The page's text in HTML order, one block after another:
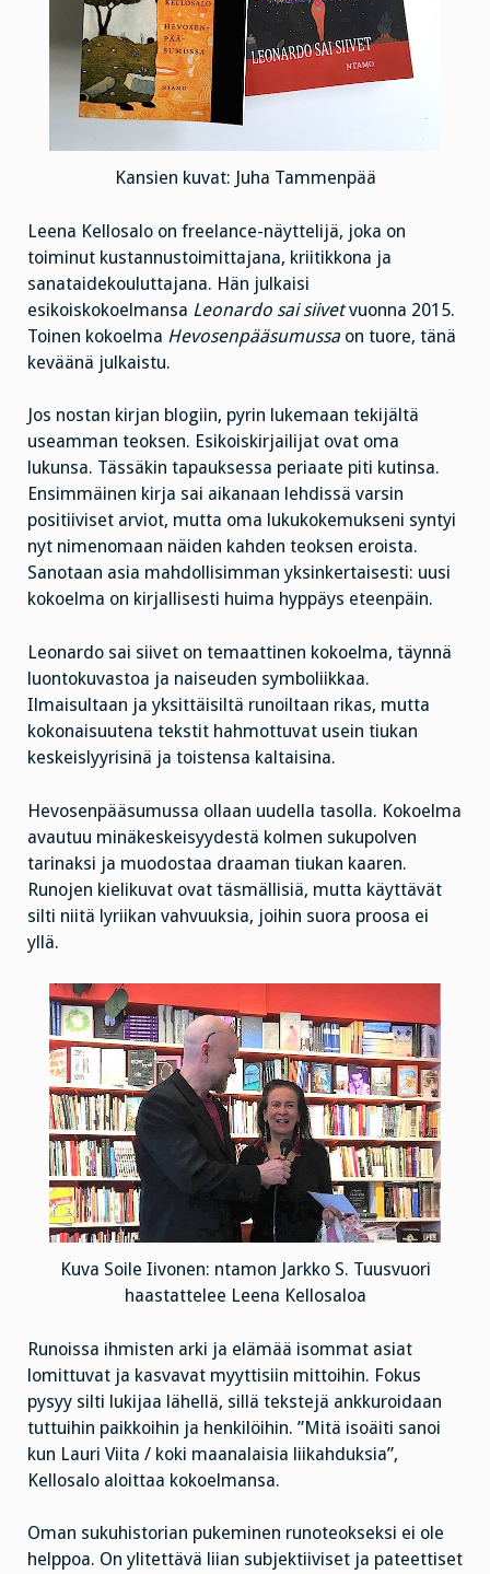
Kansien kuvat: Juha Tammenpää
Leena Kellosalo on freelance-näyttelijä, joka on
toiminut kustannustoimittajana, kriitikkona ja
sanataidekouluttajana. Hän julkaisi
esikoiskokoelmansa Leonardo sai siivetvuonna 2015.
Toinen kokoelma Hevosenpääsumussa on tuore, tänä
keväänä julkaistu.
Jos nostan kirjan blogiin, pyrin lukemaan tekijältä
useamman teoksen. Esikoiskirjailijat ovat oma
lukunsa. Tässäkin tapauksessa periaate piti kutinsa.
Ensimmäinen kirja sai aikanaan lehdissä varsin
positiiviset arviot, mutta oma lukukokemukseni syntyi
nyt nimenomaan näiden kahden teoksen eroista.
Sanotaan asia mahdollisimman yksinkertaisesti: uusi
kokoelma on kirjallisesti huima hyppäys eteenpäin.
Leonardo sai siivet on temaattinen kokoelma, täynnä
luontokuvastoa ja naiseuden symboliikkaa.
Ilmaisultaan ja yksittäisiltä runoiltaan rikas, mutta
kokonaisuutena tekstit hahmottuvat usein tiukan
keskeislyyrisinä ja toistensa kaltaisina.
Hevosenpääsumussa ollaan uudella tasolla. Kokoelma
avautuu minäkeskeisyydestä kolmen sukupolven
tarinaksi ja muodostaa draaman tiukan kaaren.
Runojen kielikuvat ovat täsmällisiä, mutta käyttävät
silti niitä lyriikan vahvuuksia, joihin suora proosa ei
yllä.
Kuva Soile Iivonen: ntamon Jarkko S. Tuusvuori
haastattelee Leena Kellosaloa
Runoissa ihmisten arki ja elämää isommat asiat
lomittuvat ja kasvavat myyttisiin mittoihin. Fokus
pysyy silti lukijaa lähellä, sillä tekstejä ankkuroidaan
tuttuihin paikkoihin ja henkilöihin. ”Mitä isoäiti sanoi
kun Lauri Viita / koki maanalaisia liikahduksia”,
Kellosalo aloittaa kokoelmansa.
Oman sukuhistorian pukeminen runoteokseksi ei ole
helppoa. On ylitettävä liian subjektiiviset ja pateettiset